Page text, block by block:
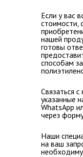
Если у вас
стоимости,
нашей
готовы
способам
Связаться
указанные
WhatsApp
через
Наши
на ваш